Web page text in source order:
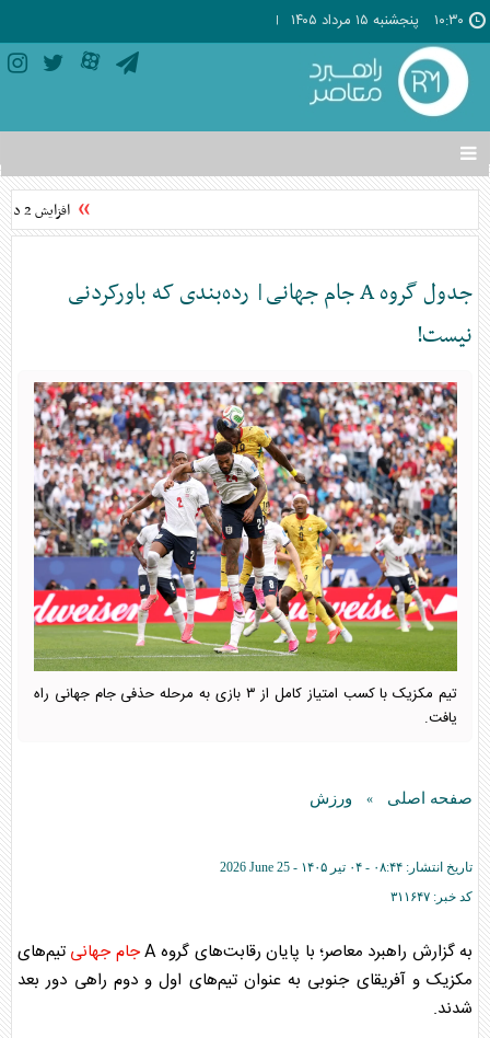
۱۰:۳۰ پنجشنبه ۱۵ مرداد ۱۴۰۵
تغییر
وضعیت
منوی
ها
افزایش 2 درجه‌ای دما در برخی مناطق/هوای معتدل در نوار شمالی ایران
جدول گروه A جام جهانی| رده‌بندی که باورکردنی
نیست!
تیم مکزیک با کسب امتیاز کامل از ۳ بازی به مرحله حذفی جام جهانی راه
یافت.
صفحه اصلی » ورزش
تاریخ انتشار: ۰۸:۴۴ - ۰۴ تير ۱۴۰۵ -
2026 June 25
کد خبر: ۳۱۱۶۴۷
به گزارش راهبرد معاصر؛ با پایان رقابت‌های گروه A جام جهانی تیم‌های
مکزیک و آفریقای جنوبی به عنوان تیم‌های اول و دوم راهی دور بعد
شدند.